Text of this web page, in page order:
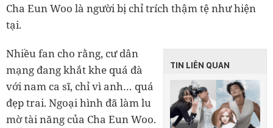
Cha Eun Woo là người bị chỉ trích thậm tệ như hiện
tại.
TIN LIÊN QUAN
Nhiều fan cho rằng, cư dân
mạng đang khắt khe quá đà
với nam ca sĩ, chỉ vì anh… quá
đẹp trai. Ngoại hình đã làm lu
mờ tài năng của Cha Eun Woo.